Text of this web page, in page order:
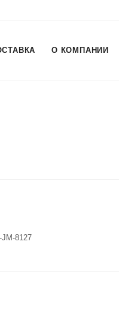
О КОМПАНИИ
8127